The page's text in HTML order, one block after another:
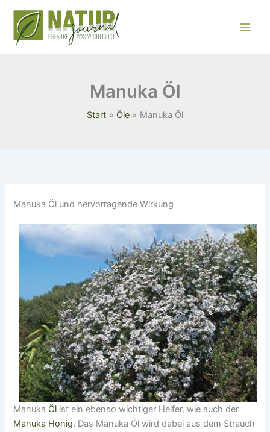
Inhalt
springen
Manuka Öl
Start Öle Manuka Öl
Manuka Öl und hervorragende Wirkung
Manuka Öl ist ein ebenso wichtiger Helfer, wie auch der
Manuka Honig. Das Manuka Öl wird dabei aus dem Strauch